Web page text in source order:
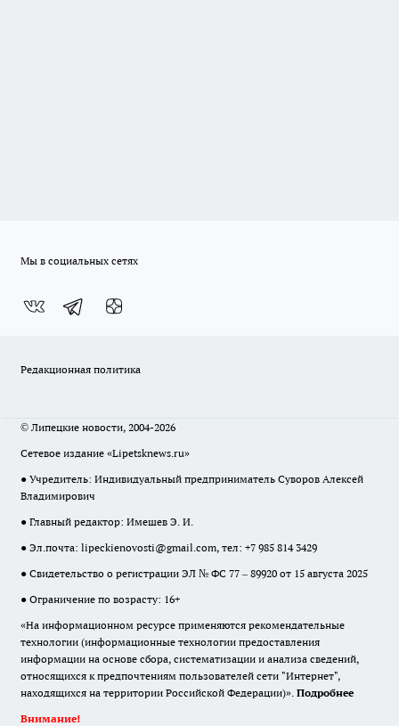
Мы в социальных сетях
Редакционная политика
© Липецкие новости, 2004-2026
Сетевое издание «Lipetsknews.ru»
● Учредитель: Индивидуальный предприниматель Суворов Алексей
Владимирович
● Главный редактор: Имешев Э. И.
● Эл.почта: lipeckienovosti@gmail.com, тел: +7 985 814 3429
● Свидетельство о регистрации ЭЛ № ФС 77 – 89920 от 15 августа 2025
● Ограничение по возрасту: 16+
«На информационном ресурсе применяются рекомендательные
технологии (информационные технологии предоставления
информации на основе сбора, систематизации и анализа сведений,
относящихся к предпочтениям пользователей сети "Интернет",
находящихся на территории Российской Федерации)». Подробнее
Внимание!